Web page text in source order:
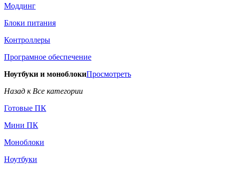
Моддинг
Блоки питания
Контроллеры
Програмное обеспечение
Ноутбуки и моноблокиПросмотреть
Назад к Все категории
Готовые ПК
Мини ПК
Моноблоки
Ноутбуки